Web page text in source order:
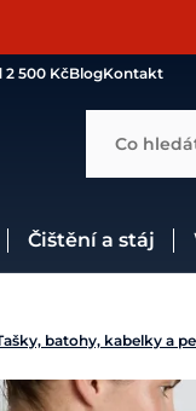
2 500 KčBlogKontakt
Co
Čištění a stáj
batohy, kabelky a